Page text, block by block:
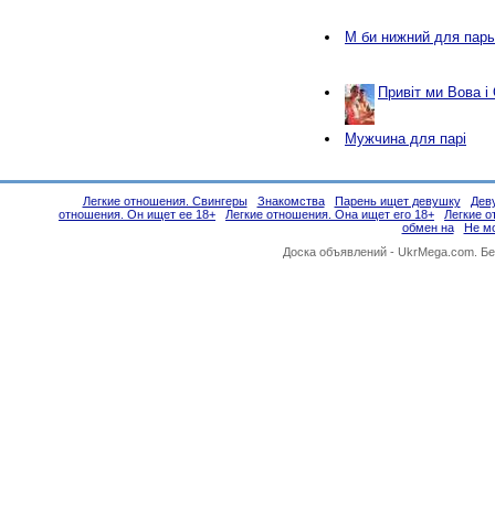
М би нижний для
Привіт ми Вова
Мужчина для парі
Легкие отношения. Свингеры Знакомства Парень ищет девушку
отношения. Он ищет ее 18+
Легкие отношения. Она ищет его 18+
Легкие
обмен на
Не
Доска объявлений - UkrMega.com.